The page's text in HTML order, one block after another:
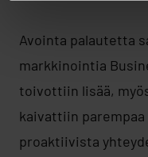
Avointa palautetta
markkinointia
toivottiin lisää,
kaivattiin
proaktiivista